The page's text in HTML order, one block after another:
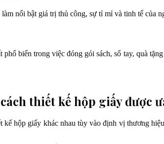
nổi bật giá trị thủ công, sự tỉ mỉ và tinh tế của
phổ biến trong việc đóng gói sách, sổ tay, quà
thiết kế hộp giấy được
kế hộp giấy khác nhau tùy vào định vị thương